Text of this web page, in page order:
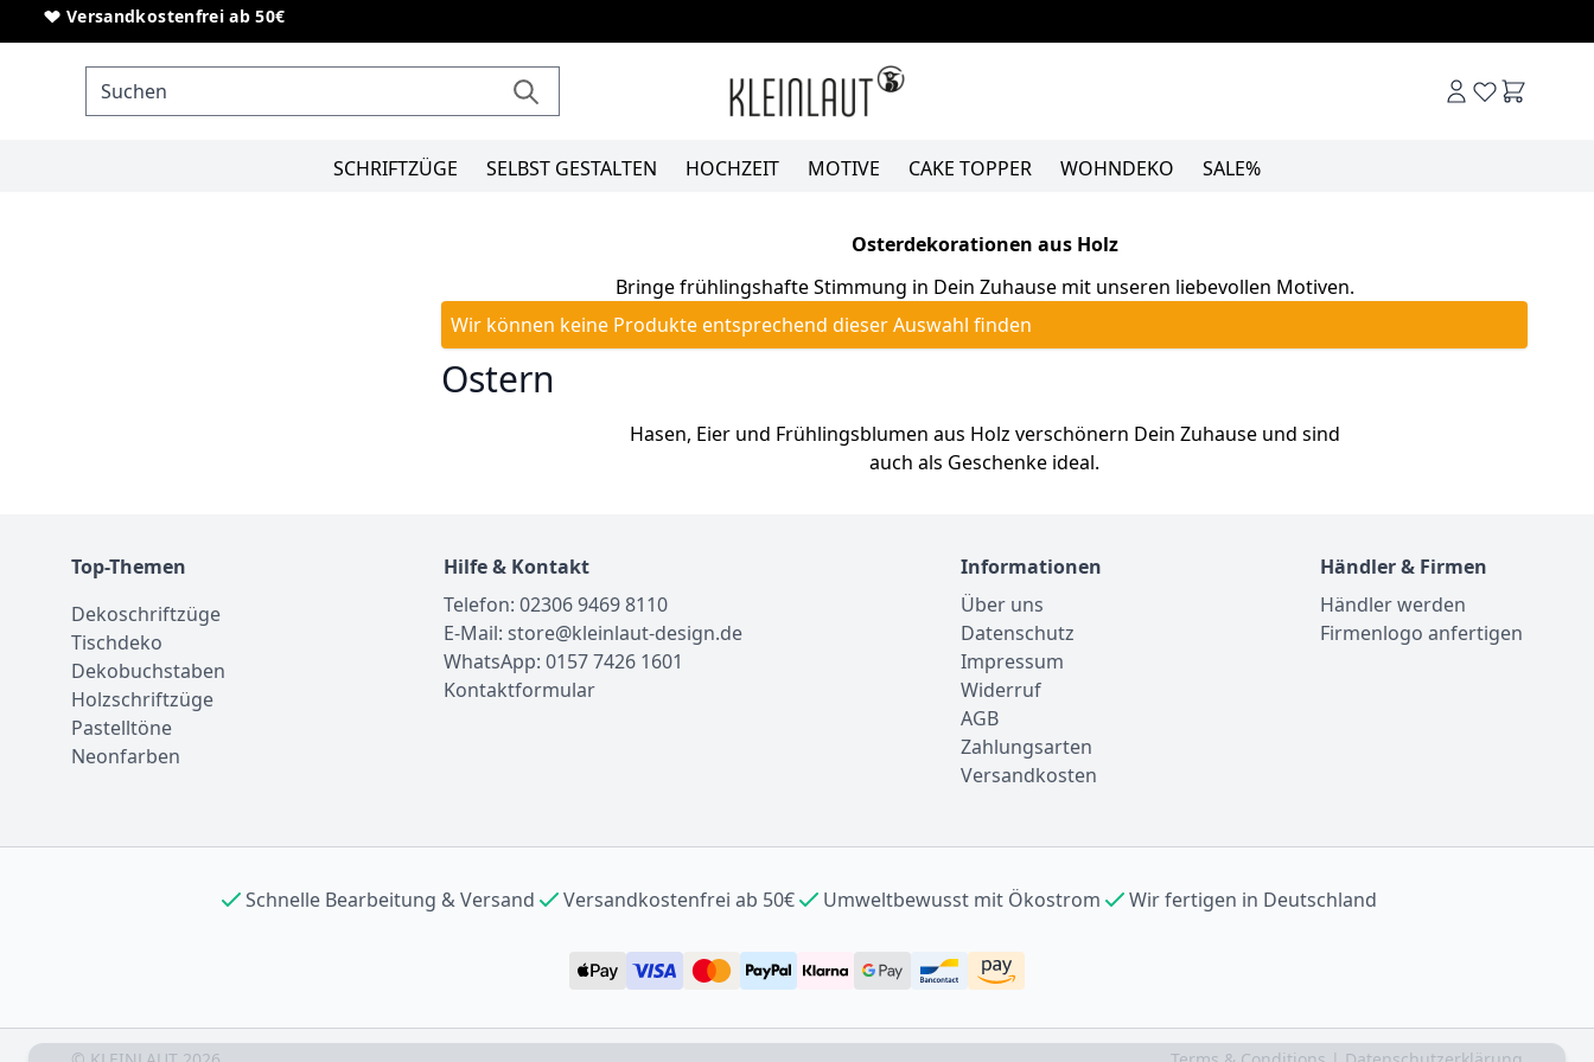
Direkt zum Inhalt
Versandkostenfrei ab 50€
SCHRIFTZÜGE SELBST GESTALTEN HOCHZEIT MOTIVE CAKE TOPPER WOHNDEKO SALE%
Osterdekorationen aus Holz
Bringe frühlingshafte Stimmung in Dein Zuhause mit unseren liebevollen Motiven.
Wir können keine Produkte entsprechend dieser Auswahl finden
Ostern
Hasen, Eier und Frühlingsblumen aus Holz verschönern Dein Zuhause und sind
auch als Geschenke ideal.
Top-Themen
Dekoschriftzüge
Tischdeko
Dekobuchstaben
Holzschriftzüge
Pastelltöne
Neonfarben
Hilfe & Kontakt
Telefon: 02306 9469 8110
E-Mail: store@kleinlaut-design.de
WhatsApp: 0157 7426 1601
Kontaktformular
Informationen
Über uns
Datenschutz
Impressum
Widerruf
AGB
Zahlungsarten
Versandkosten
Händler & Firmen
Händler werden
Firmenlogo anfertigen
Schnelle Bearbeitung & Versand Versandkostenfrei ab 50€ Umweltbewusst mit Ökostrom Wir fertigen in Deutschland